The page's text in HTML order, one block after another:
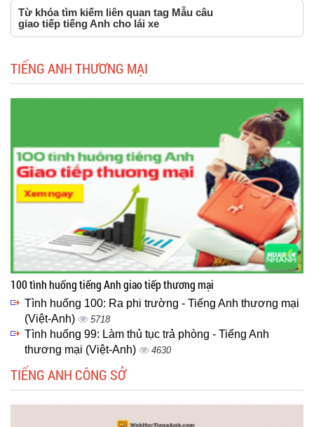
Từ khóa tìm kiếm liên quan tag Mẫu câu
giao tiếp tiếng Anh cho lái xe
TIẾNG ANH THƯƠNG MẠI
100 tình huống tiếng Anh giao tiếp thương mại
Tình huống 100: Ra phi trường - Tiếng Anh thương mại
(Việt-Anh)
5718
Tình huống 99: Làm thủ tục trả phòng - Tiếng Anh
thương mại (Việt-Anh)
4630
TIẾNG ANH CÔNG SỞ